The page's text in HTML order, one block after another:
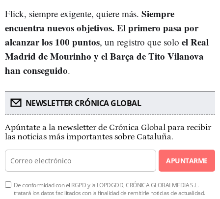
Flick, siempre exigente, quiere más. Siempre
encuentra nuevos objetivos. El primero pasa por
alcanzar los 100 puntos, un registro que solo el Real
Madrid de Mourinho y el Barça de Tito Vilanova
han conseguido.
NEWSLETTER CRÓNICA GLOBAL
Apúntate a la newsletter de Crónica Global para recibir
las noticias más importantes sobre Cataluña.
APUNTARME
De conformidad con el RGPD y la LOPDGDD, CRÓNICA GLOBALMEDIA S.L.
tratará los datos facilitados con la finalidad de remitirle noticias de actualidad.